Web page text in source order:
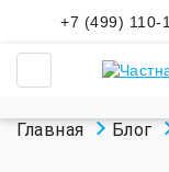
+7 (499) 110-
Главная Блог
О клинике
Назад
О клинике
УСЛУГИ
Назад
Все услуги